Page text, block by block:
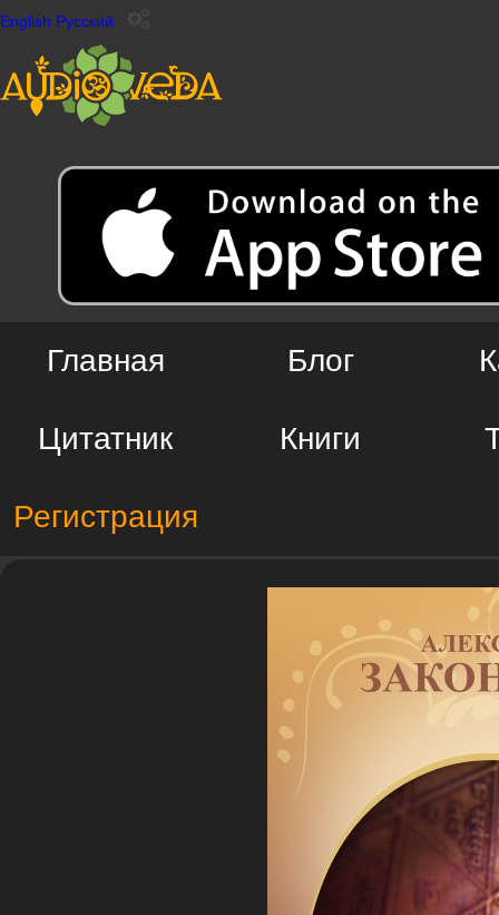
English Русский
Главная Блог
Цитатник Книги
Регистрация